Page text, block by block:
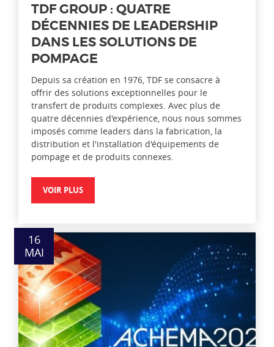
TDF GROUP : QUATRE
DÉCENNIES DE LEADERSHIP
DANS LES SOLUTIONS DE
POMPAGE
Depuis sa création en 1976, TDF se consacre à
offrir des solutions exceptionnelles pour le
transfert de produits complexes. Avec plus de
quatre décennies d'expérience, nous nous sommes
imposés comme leaders dans la fabrication, la
distribution et l'installation d'équipements de
pompage et de produits connexes.
VOIR PLUS
16
MAI